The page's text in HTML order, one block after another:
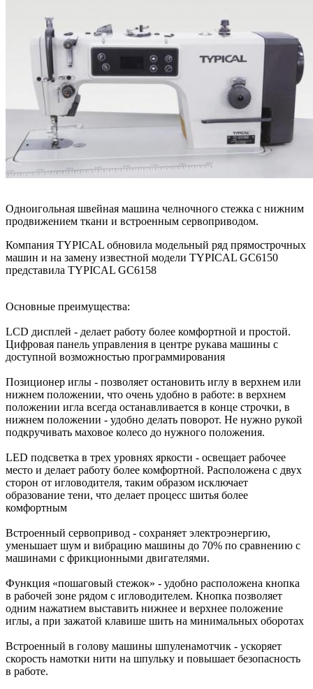
Одноигольная швейная машина челночного стежка с нижним
продвижением ткани и встроенным сервоприводом.
Компания TYPICAL обновила модельный ряд прямострочных
машин и на замену известной модели TYPICAL GC6150
представила TYPICAL GC6158
Основные преимущества:
LCD дисплей - делает работу более комфортной и простой.
Цифровая панель управления в центре рукава машины с
доступной возможностью программирования
Позиционер иглы - позволяет остановить иглу в верхнем или
нижнем положении, что очень удобно в работе: в верхнем
положении игла всегда останавливается в конце строчки, в
нижнем положении - удобно делать поворот. Не нужно рукой
подкручивать маховое колесо до нужного положения.
LED подсветка в трех уровнях яркости - освещает рабочее
место и делает работу более комфортной. Расположена с двух
сторон от игловодителя, таким образом исключает
образование тени, что делает процесс шитья более
комфортным
Встроенный сервопривод - сохраняет электроэнергию,
уменьшает шум и вибрацию машины до 70% по сравнению с
машинами с фрикционными двигателями.
Функция «пошаговый стежок» - удобно расположена кнопка
в рабочей зоне рядом с игловодителем. Кнопка позволяет
одним нажатием выставить нижнее и верхнее положение
иглы, а при зажатой клавише шить на минимальных оборотах
Встроенный в голову машины шпуленамотчик - ускоряет
скорость намотки нити на шпульку и повышает безопасность
в работе.